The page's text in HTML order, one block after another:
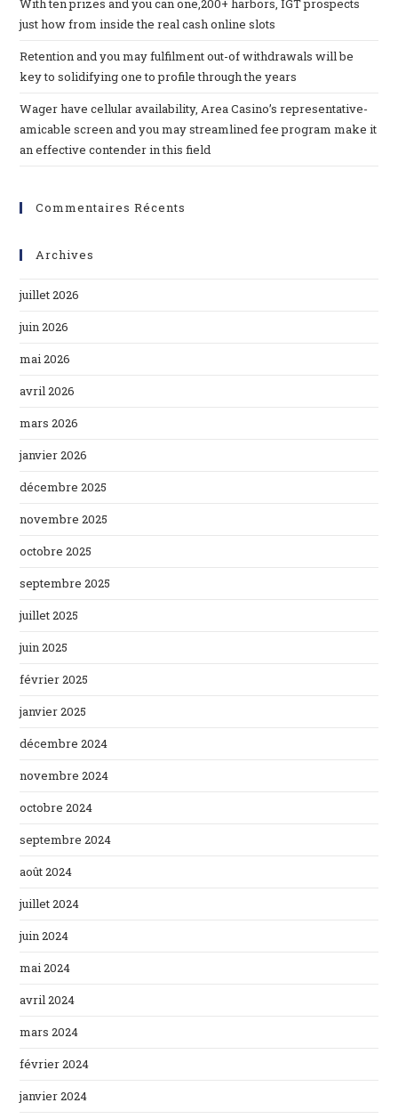
With ten prizes and you can one,200+ harbors, IGT prospects
just how from inside the real cash online slots
Retention and you may fulfilment out-of withdrawals will be
key to solidifying one to profile through the years
Wager have cellular availability, Area Casino’s representative-
amicable screen and you may streamlined fee program make it
an effective contender in this field
Commentaires Récents
Archives
juillet 2026
juin 2026
mai 2026
avril 2026
mars 2026
janvier 2026
décembre 2025
novembre 2025
octobre 2025
septembre 2025
juillet 2025
juin 2025
février 2025
janvier 2025
décembre 2024
novembre 2024
octobre 2024
septembre 2024
août 2024
juillet 2024
juin 2024
mai 2024
avril 2024
mars 2024
février 2024
janvier 2024